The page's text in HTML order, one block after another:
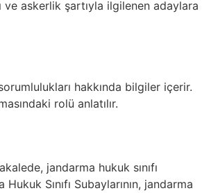
askerlik şartıyla ilgilenen adaylara
hakkında bilgiler içerir.
rolü anlatılır.
jandarma hukuk sınıfı
Sınıfı Subaylarının, jandarma